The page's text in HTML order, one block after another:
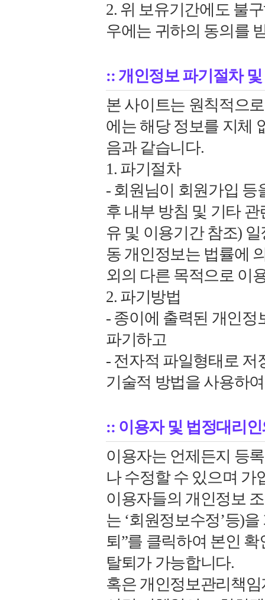
2. 위 보유기간에도 불
우에는 귀하의 동의를
:: 개인정보 파기절차
본 사이트는 원칙적으
에는 해당 정보를 지체
음과 같습니다.
1. 파기절차
- 회원님이 회원가입 등
후 내부 방침 및 기타
유 및 이용기간 참조)
동 개인정보는 법률에
외의 다른 목적으로 이
2. 파기방법
- 종이에 출력된 개인정
파기하고
- 전자적 파일형태로 저
기술적 방법을 사용하
:: 이용자 및 법정대리
이용자는 언제든지 등
나 수정할 수 있으며 가
이용자들의 개인정보
는 ‘회원정보수정’등)
퇴”를 클릭하여 본인
탈퇴가 가능합니다.
혹은 개인정보관리책